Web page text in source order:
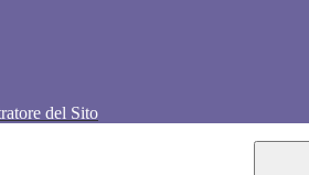
del Sito